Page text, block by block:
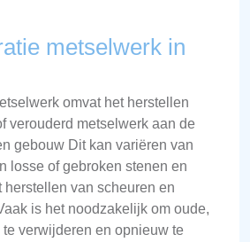
metselwerk in
omvat het herstellen
verouderd metselwerk aan de
gebouw Dit kan variëren van
losse of gebroken stenen en
herstellen van scheuren en
is het noodzakelijk om oude,
verwijderen en opnieuw te